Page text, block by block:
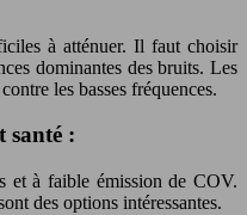
à atténuer. Il faut choisir
dominantes des bruits. Les
les basses fréquences.
santé :
et à faible émission de COV.
des options intéressantes.